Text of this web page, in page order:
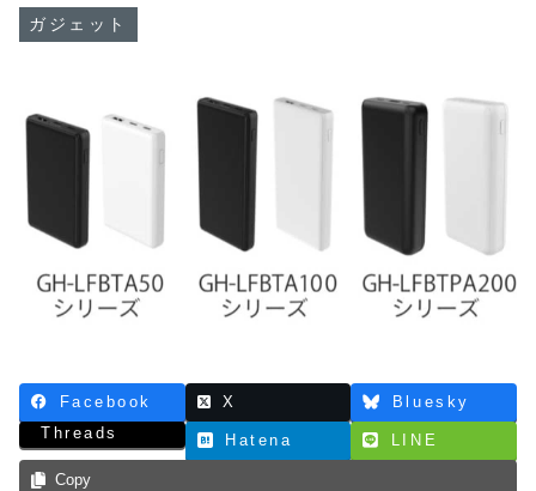
ガジェット
Facebook X
Bluesky
Threads
Hatena LINE
Copy